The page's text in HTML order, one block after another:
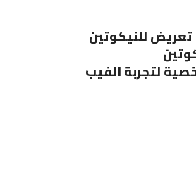
تعريض للنيكوتين
لتجربة الفيب